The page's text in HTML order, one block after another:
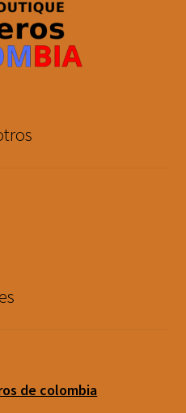
de colombia